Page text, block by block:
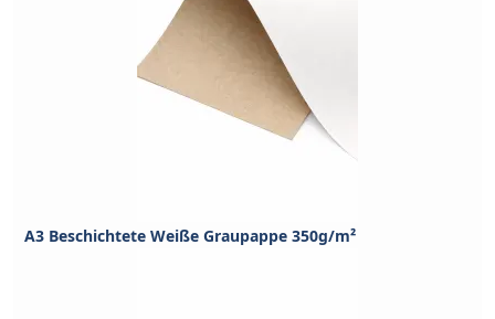
A3 Beschichtete Weiße Graupappe 350g/m²